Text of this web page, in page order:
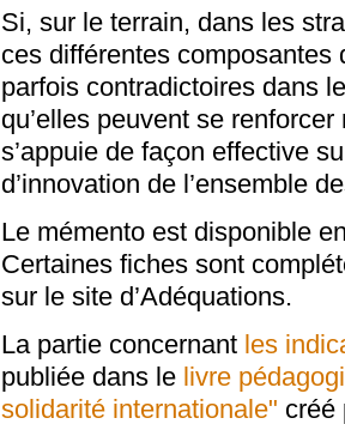
Si, sur le terrain, dans les
ces différentes
parfois contradictoires dans
qu’elles peuvent se
s’appuie de façon effective
d’innovation de l’ensemble
Le mémento est disponible
Certaines fiches sont
sur le site d’Adéquations.
La partie concernant les
publiée dans le livre
solidarité internationale" créé